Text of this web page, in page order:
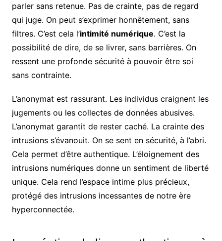
parler sans retenue. Pas de crainte, pas de regard
qui juge. On peut s’exprimer honnêtement, sans
filtres. C’est cela l’intimité numérique. C’est la
possibilité de dire, de se livrer, sans barrières. On
ressent une profonde sécurité à pouvoir être soi
sans contrainte.
L’anonymat est rassurant. Les individus craignent les
jugements ou les collectes de données abusives.
L’anonymat garantit de rester caché. La crainte des
intrusions s’évanouit. On se sent en sécurité, à l’abri.
Cela permet d’être authentique. L’éloignement des
intrusions numériques donne un sentiment de liberté
unique. Cela rend l’espace intime plus précieux,
protégé des intrusions incessantes de notre ère
hyperconnectée.